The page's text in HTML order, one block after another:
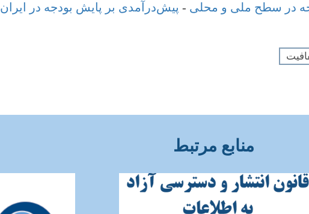
در سطح ملی و محلی - پیش‌درآمدی بر پایش بودجه در ایران
منابع مرتبط